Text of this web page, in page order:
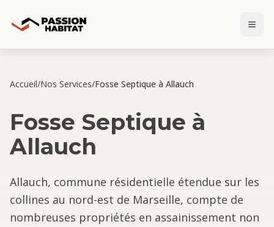
Accueil/Nos Services/Fosse Septique à Allauch
Fosse Septique à
Allauch
Allauch, commune résidentielle étendue sur les
collines au nord-est de Marseille, compte de
nombreuses propriétés en assainissement non